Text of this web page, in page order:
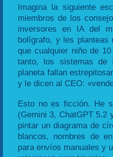
Imagina la siguiente
miembros de los
inversores en IA del
bolígrafo, y les planteas
que cualquier niño de
tanto, los sistemas de
planeta fallan
y le dicen al CEO:
Esto no es ficción. He
(Gemini 3, ChatGPT 5.2
pintar un diagrama de
blancos, nombres de
para envíos manuales y